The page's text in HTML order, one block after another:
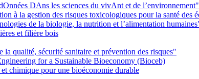
DAns les sciences du vivAnt et de l’environnement"
à la gestion des risques toxicologiques pour la santé des
de la biologie, la nutrition et l’alimentation
et filière bois
qualité, sécurité sanitaire et prévention des risques"
for a Sustainable Bioeconomy (Bioceb)
chimique pour une bioéconomie durable